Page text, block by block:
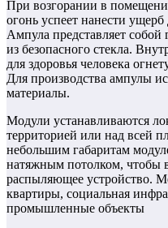
При возгорании в
огонь успеет нанести
Ампула представляет
из безопасного стекла.
для здоровья человека
Для производства ампулы
материалы.
Модули устанавливаются
территорией или над всей
небольшим габаритам
натяжным потолком, чтобы
распыляющее устройство.
квартиры, социальная
промышленные объекты